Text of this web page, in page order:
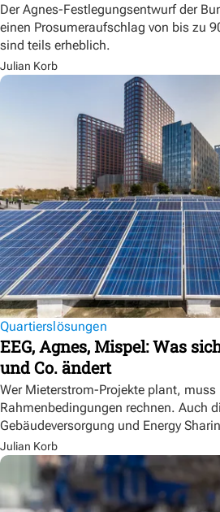
Der Agnes-Festlegungsentwurf der
einen Prosumeraufschlag von bis zu
sind teils erheblich.
Julian Korb
Quartierslösungen
EEG, Agnes, Mispel: Was
und Co. ändert
Wer Mieterstrom-Projekte plant, muss
Rahmenbedingungen rechnen. Auch
Gebäudeversorgung und Energy
Julian Korb